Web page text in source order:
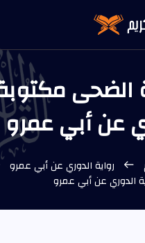
مكتوبة
عن أبي عمرو
رواية الدوري عن أبي عمرو
الدوري عن أبي عمرو